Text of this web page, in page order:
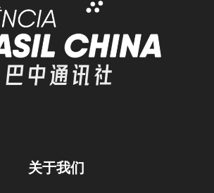
关于我们